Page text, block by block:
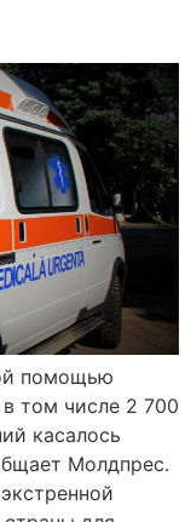
помощью
том числе 2 700
касалось
Молдпрес.